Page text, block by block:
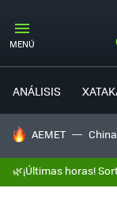
MENÚ
ANÁLISIS
HOY SE HABLA DE
AEMET China
🌿¡Últimas horas!